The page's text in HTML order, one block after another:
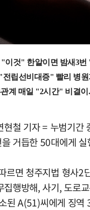
현철 기자 = 누범기간
거듭한 50대에게
르면 청주지법 형사2
집행방해, 사기, 도로
된 A(51)씨에게 징역